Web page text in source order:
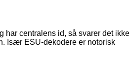
har centralens id, så svarer det ikke
Især ESU-dekodere er notorisk